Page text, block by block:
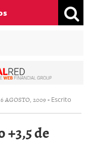
AGOSTO, 2009- Escrito
de